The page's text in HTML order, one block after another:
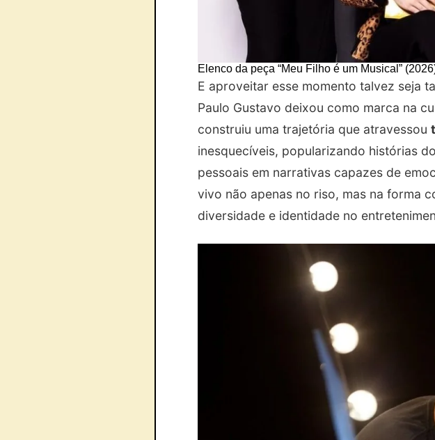
Elenco da peça “Meu Filho é um Musical”
E aproveitar esse momento talvez seja
Paulo Gustavo deixou como marca na
construiu uma trajetória que atravessou
inesquecíveis, popularizando histórias
pessoais em narrativas capazes de
vivo não apenas no riso, mas na forma
diversidade e identidade no